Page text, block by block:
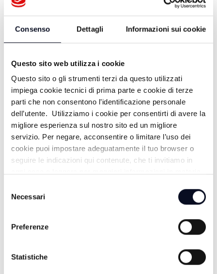
Consenso Dettagli Informazioni sui cookie
Questo sito web utilizza i cookie
Questo sito o gli strumenti terzi da questo utilizzati
impiega cookie tecnici di prima parte e cookie di terze
parti che non consentono l’identificazione personale
dell’utente. Utilizziamo i cookie per consentirti di avere la
migliore esperienza sul nostro sito ed un migliore
servizio. Per negare, acconsentire o limitare l’uso dei
cookie puoi impostare adeguatamente il tuo browser o
seguire le indicazioni qui contenute, che ti invitiamo in
delNecessari
Preferenze
Statistiche
SPORT-CALCIO: Ravenna, ufficiale l'arrivo di Edoardo
Duca dalla Juve Stabia
1 GIORNO FA